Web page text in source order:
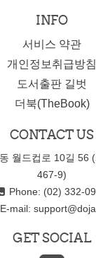
INFO
서비스 약관
개인정보취급방침
도서출판 길벗
더북(TheBook)
CONTACT US
월드컵로 10길 56
467-9)
Phone: (02) 332-
E-mail:
GET SOCIAL